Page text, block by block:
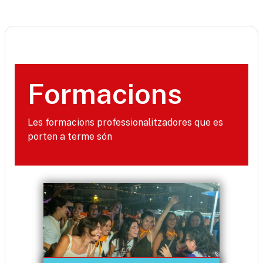
Formacions
Les formacions professionalitzadores que es
porten a terme són